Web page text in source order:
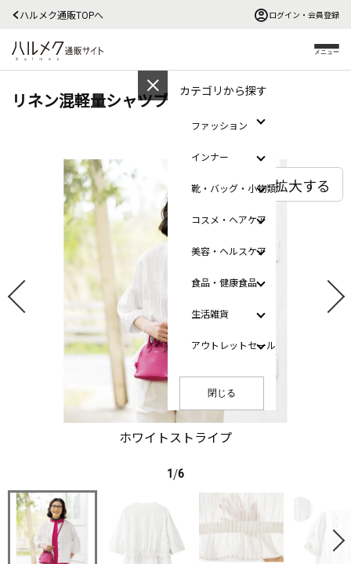
ハルメク通販TOPへ ログイン・会員登録
メニュー
カテゴリから探す
ファッション
インナー
靴・バッグ・小物類
コスメ・ヘアケア
美容・ヘルスケア
食品・健康食品
生活雑貨
アウトレットセール
閉じる
リネン混軽量シャツブラウス
ホワイトストライプ
拡大する
1/6